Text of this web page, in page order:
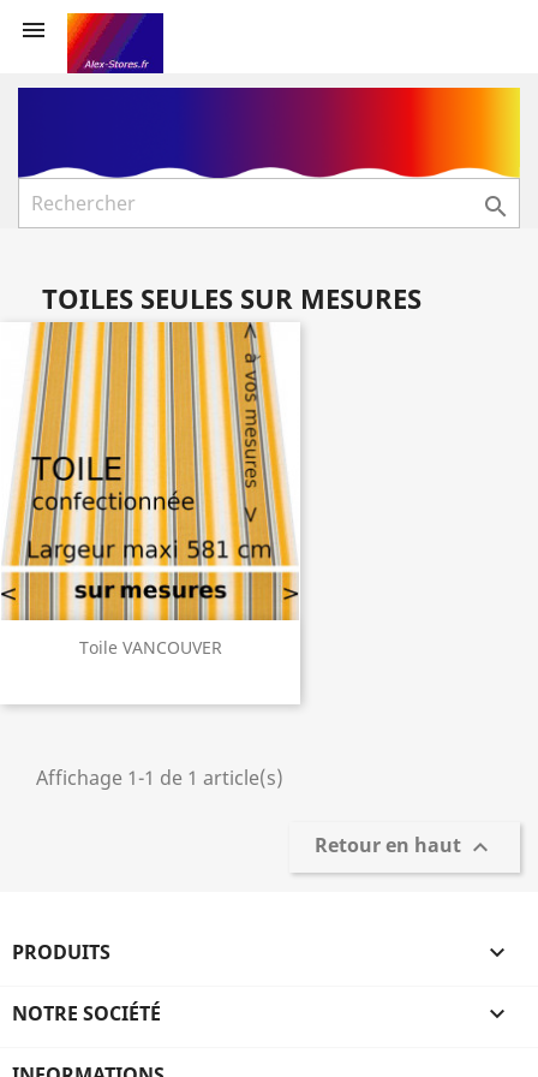


TOILES SEULES SUR MESURES
Toile VANCOUVER
Affichage 1-1 de 1 article(s)
Retour en haut 
PRODUITS 
NOTRE SOCIÉTÉ 